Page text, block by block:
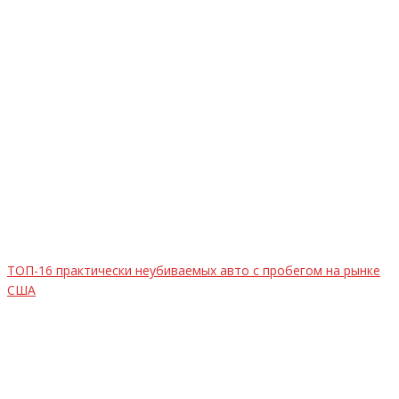
ТОП-16 практически неубиваемых авто с пробегом на рынке
США